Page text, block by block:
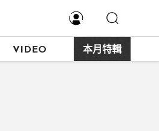
VIDEO 本月特輯